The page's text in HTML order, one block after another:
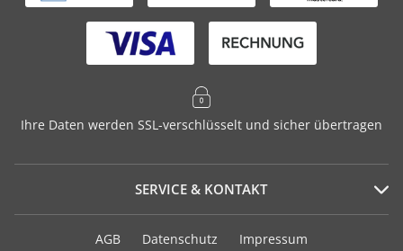
Ihre Daten werden SSL-verschlüsselt und sicher übertragen
SERVICE & KONTAKT
Serviceportal
AGB Datenschutz Impressum